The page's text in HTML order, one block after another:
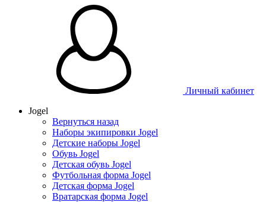
Личный кабинет
Jogel
Вернуться назад
Наборы экипировки Jogel
Детские наборы Jogel
Обувь Jogel
Детская обувь Jogel
Футбольная форма Jogel
Детская форма Jogel
Вратарская форма Jogel
Таблица размеров